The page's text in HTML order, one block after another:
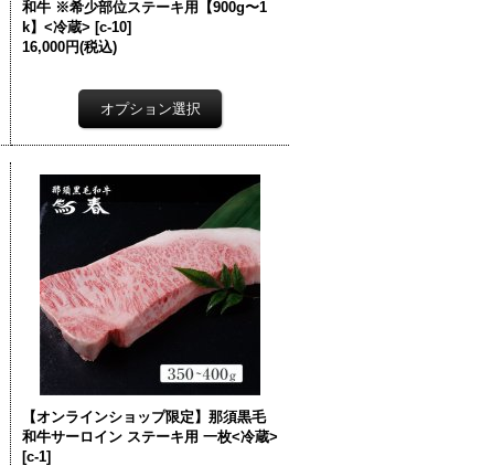
和牛 ※希少部位ステーキ用【900g〜1
k】<冷蔵> [c-10]
16,000円(税込)
【オンラインショップ限定】那須黒毛
和牛サーロイン ステーキ用 一枚<冷蔵>
[c-1]